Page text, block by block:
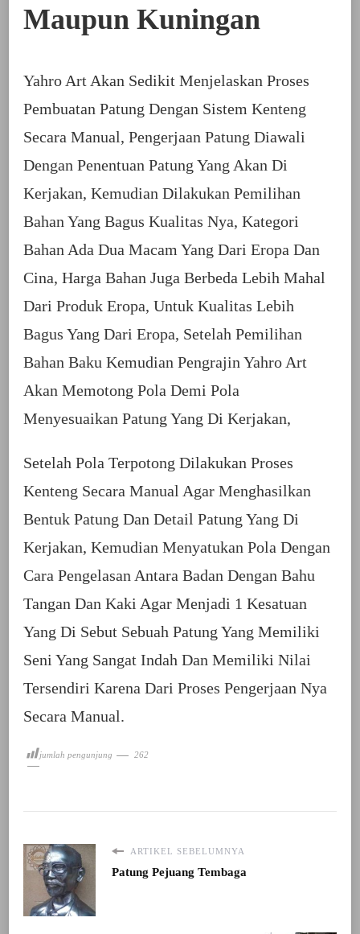
Maupun Kuningan
Yahro Art Akan Sedikit Menjelaskan Proses
Pembuatan Patung Dengan Sistem Kenteng
Secara Manual, Pengerjaan Patung Diawali
Dengan Penentuan Patung Yang Akan Di
Kerjakan, Kemudian Dilakukan Pemilihan
Bahan Yang Bagus Kualitas Nya, Kategori
Bahan Ada Dua Macam Yang Dari Eropa Dan
Cina, Harga Bahan Juga Berbeda Lebih Mahal
Dari Produk Eropa, Untuk Kualitas Lebih
Bagus Yang Dari Eropa, Setelah Pemilihan
Bahan Baku Kemudian Pengrajin Yahro Art
Akan Memotong Pola Demi Pola
Menyesuaikan Patung Yang Di Kerjakan,
Setelah Pola Terpotong Dilakukan Proses
Kenteng Secara Manual Agar Menghasilkan
Bentuk Patung Dan Detail Patung Yang Di
Kerjakan, Kemudian Menyatukan Pola Dengan
Cara Pengelasan Antara Badan Dengan Bahu
Tangan Dan Kaki Agar Menjadi 1 Kesatuan
Yang Di Sebut Sebuah Patung Yang Memiliki
Seni Yang Sangat Indah Dan Memiliki Nilai
Tersendiri Karena Dari Proses Pengerjaan Nya
Secara Manual.
jumlah pengunjung 262
ARTIKEL SEBELUMNYA
Patung Pejuang Tembaga